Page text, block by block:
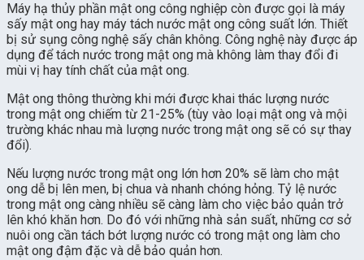
Máy hạ thủy phần mật ong công nghiệp còn được gọi là máy
sấy mật ong hay máy tách nước mật ong công suất lớn. Thiết
bị sử sụng công nghệ sấy chân không. Công nghệ này được áp
dụng để tách nước trong mật ong mà không làm thay đổi đi
mùi vị hay tính chất của mật ong.
Mật ong thông thường khi mới được khai thác lượng nước
trong mật ong chiếm từ 21-25% (tùy vào loại mật ong và mội
trường khác nhau mà lượng nước trong mật ong sẽ có sự thay
đổi).
Nếu lượng nước trong mật ong lớn hơn 20% sẽ làm cho mật
ong dễ bị lên men, bị chua và nhanh chóng hỏng. Tỷ lệ nước
trong mật ong càng nhiều sẽ càng làm cho việc bảo quản trở
lên khó khăn hơn. Do đó với những nhà sản suất, những cơ sở
nuôi ong cần tách bớt lượng nước có trong mật ong làm cho
mật ong đậm đặc và dễ bảo quản hơn.